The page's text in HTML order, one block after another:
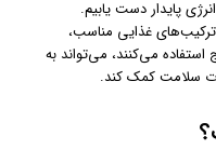
پایدار دست یابیم.
ترکیب‌های غذایی مناسب،
استفاده می‌کنند، می‌تواند به
سلامت کمک کند.